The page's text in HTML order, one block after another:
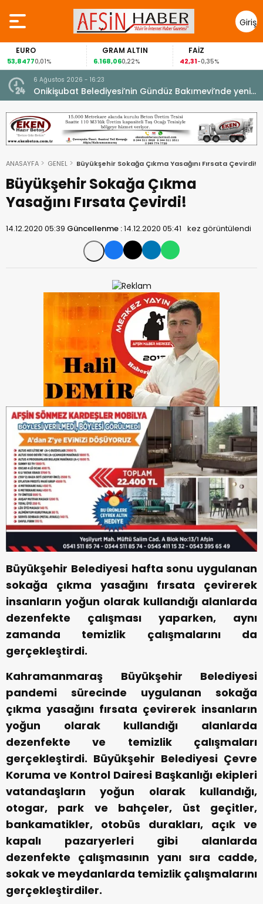
Giriş
Yap
EURO
53,84770,01%
GRAM ALTIN
6.168,060,22%
FAİZ
42,31-0,35%
6 Ağustos 2026 - 16:23
Onikişubat Belediyesi’nin Gündüz Bakımevi’nde yeni
dönemin ön kayıtları başladı.
ANASAYFA GENEL Büyükşehir Sokağa Çıkma Yasağını Fırsata Çevirdi!
Büyükşehir Sokağa Çıkma
Yasağını Fırsata Çevirdi!
14.12.2020 05:39 Güncellenme :14.12.2020 05:41 kez görüntülendi
Büyükşehir Belediyesi hafta sonu uygulanan
sokağa çıkma yasağını fırsata çevirerek
insanların yoğun olarak kullandığı alanlarda
dezenfekte çalışması yaparken, aynı
zamanda temizlik çalışmalarını da
gerçekleştirdi.
Kahramanmaraş Büyükşehir Belediyesi
pandemi sürecinde uygulanan sokağa
çıkma yasağını fırsata çevirerek insanların
yoğun olarak kullandığı alanlarda
dezenfekte ve temizlik çalışmaları
gerçekleştirdi. Büyükşehir Belediyesi Çevre
Koruma ve Kontrol Dairesi Başkanlığı ekipleri
vatandaşların yoğun olarak kullandığı,
otogar, park ve bahçeler, üst geçitler,
bankamatikler, otobüs durakları, açık ve
kapalı pazaryerleri gibi alanlarda
dezenfekte çalışmasının yanı sıra cadde,
sokak ve meydanlarda temizlik çalışmalarını
gerçekleştirdiler.